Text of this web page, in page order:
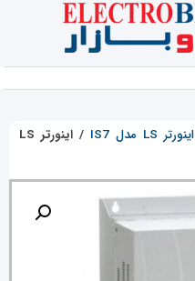
اینورتر LS مدل IS7 /
اینورتر LS